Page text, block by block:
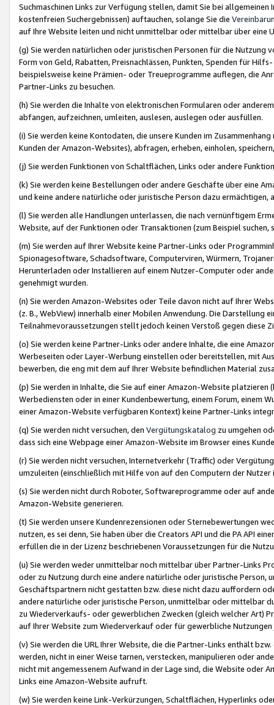
Suchmaschinen Links zur Verfügung stellen, damit Sie bei
kostenfreien Suchergebnissen) auftauchen, solange Sie die
auf Ihre Website leiten und nicht unmittelbar oder mittelbar über eine
(g) Sie werden natürlichen oder juristischen Personen für die Nutzung
Form von Geld, Rabatten, Preisnachlässen, Punkten, Spenden für
beispielsweise keine Prämien- oder Treueprogramme auflegen, die
Partner-Links zu besuchen.
(h) Sie werden die Inhalte von elektronischen Formularen oder
abfangen, aufzeichnen, umleiten, auslesen, auslegen oder ausfüllen.
(i) Sie werden keine Kontodaten, die unsere Kunden im
Kunden der Amazon-Websites), abfragen, erheben, einholen,
(j) Sie werden Funktionen von Schaltflächen, Links oder andere
(k) Sie werden keine Bestellungen oder andere Geschäfte über eine
und keine andere natürliche oder juristische Person dazu
(l) Sie werden alle Handlungen unterlassen, die nach vernünftigem
Website, auf der Funktionen oder Transaktionen (zum Beispiel
(m) Sie werden auf Ihrer Website keine Partner-Links oder
Spionagesoftware, Schadsoftware, Computerviren, Würmern,
Herunterladen oder Installieren auf einem Nutzer-Computer oder
genehmigt wurden.
(n) Sie werden Amazon-Websites oder Teile davon nicht auf Ihrer
(z. B., WebView) innerhalb einer Mobilen Anwendung. Die Darstellung
Teilnahmevoraussetzungen stellt jedoch keinen Verstoß gegen diese
(o) Sie werden keine Partner-Links oder andere Inhalte, die eine
Werbeseiten oder Layer-Werbung einstellen oder bereitstellen, mit
bewerben, die eng mit dem auf Ihrer Website befindlichen Material
(p) Sie werden in Inhalte, die Sie auf einer Amazon-Website
Werbediensten oder in einer Kundenbewertung, einem Forum, einem
einer Amazon-Website verfügbaren Kontext) keine Partner-Links
(q) Sie werden nicht versuchen, den Vergütungskatalog zu umgehen
dass sich eine Webpage einer Amazon-Website im Browser eines
(r) Sie werden nicht versuchen, Internetverkehr (Traffic) oder
umzuleiten (einschließlich mit Hilfe von auf den Computern der
(s) Sie werden nicht durch Roboter, Softwareprogramme oder auf
Amazon-Website generieren.
(t) Sie werden unsere Kundenrezensionen oder Sternebewertungen
nutzen, es sei denn, Sie haben über die Creators API und die PA API
erfüllen die in der Lizenz beschriebenen Voraussetzungen für die
(u) Sie werden weder unmittelbar noch mittelbar über Partner-Links
oder zu Nutzung durch eine andere natürliche oder juristische
Geschäftspartnern nicht gestatten bzw. diese nicht dazu auffordern
andere natürliche oder juristische Person, unmittelbar oder mittelbar
zu Wiederverkaufs- oder gewerblichen Zwecken (gleich welcher Art)
auf Ihrer Website zum Wiederverkauf oder für gewerbliche
(v) Sie werden die URL Ihrer Website, die die Partner-Links enthält
werden, nicht in einer Weise tarnen, verstecken, manipulieren oder
nicht mit angemessenem Aufwand in der Lage sind, die Website oder
Links eine Amazon-Website aufruft.
(w) Sie werden keine Link-Verkürzungen, Schaltflächen, Hyperlinks